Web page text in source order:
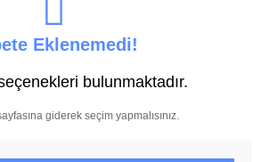
Eklenemedi!
bulunmaktadır.
giderek seçim yapmalısınız.